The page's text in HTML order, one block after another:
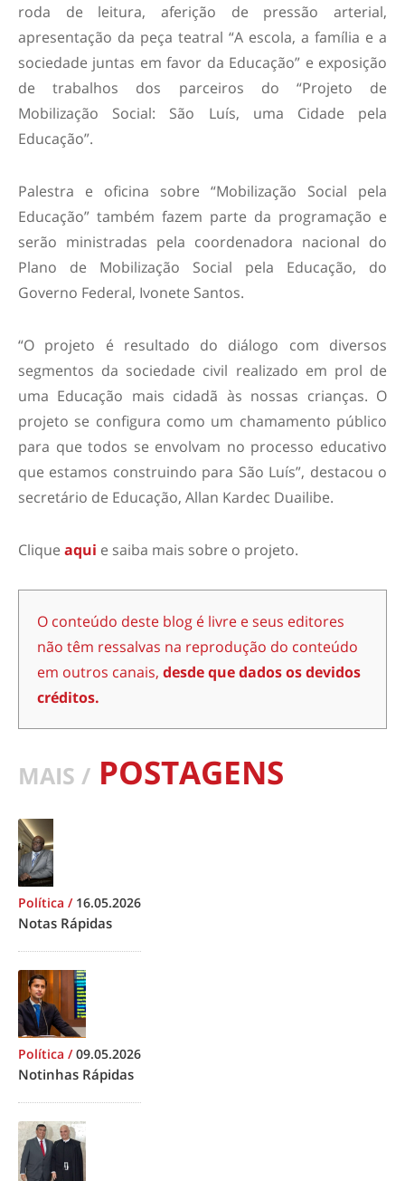
roda de leitura, aferição de pressão arterial,
apresentação da peça teatral “A escola, a família e a
sociedade juntas em favor da Educação” e exposição
de trabalhos dos parceiros do “Projeto de
Mobilização Social: São Luís, uma Cidade pela
Educação”.
Palestra e oficina sobre “Mobilização Social pela
Educação” também fazem parte da programação e
serão ministradas pela coordenadora nacional do
Plano de Mobilização Social pela Educação, do
Governo Federal, Ivonete Santos.
“O projeto é resultado do diálogo com diversos
segmentos da sociedade civil realizado em prol de
uma Educação mais cidadã às nossas crianças. O
projeto se configura como um chamamento público
para que todos se envolvam no processo educativo
que estamos construindo para São Luís”, destacou o
secretário de Educação, Allan Kardec Duailibe.
Clique aqui e saiba mais sobre o projeto.
O conteúdo deste blog é livre e seus editores
não têm ressalvas na reprodução do conteúdo
em outros canais, desde que dados os devidos
créditos.
MAIS / POSTAGENS
Política / 16.05.2026
Notas Rápidas
Política /09.05.2026
Notinhas Rápidas